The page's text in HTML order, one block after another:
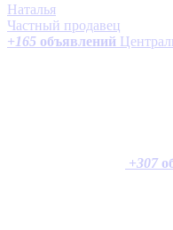
Наталья
Частный продавец
+165 объявлений
+307